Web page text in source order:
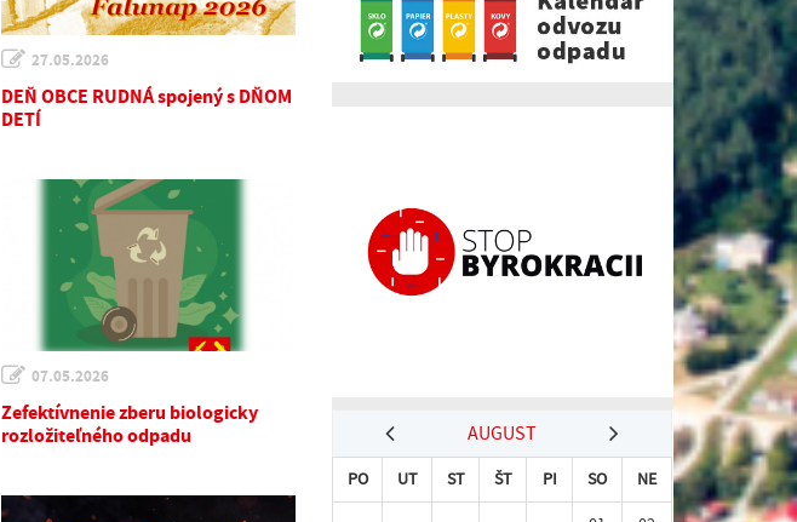
27.05.2026
DEŇ OBCE RUDNÁ spojený s DŇOM
DETÍ
07.05.2026
Zefektívnenie zberu biologicky
rozložiteľného odpadu
AUGUST
PO UT ST ŠT PI SO
NE